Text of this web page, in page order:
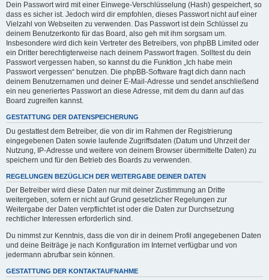
Dein Passwort wird mit einer Einwege-Verschlüsselung (Hash) gespeichert, so
dass es sicher ist. Jedoch wird dir empfohlen, dieses Passwort nicht auf einer
Vielzahl von Webseiten zu verwenden. Das Passwort ist dein Schlüssel zu
deinem Benutzerkonto für das Board, also geh mit ihm sorgsam um.
Insbesondere wird dich kein Vertreter des Betreibers, von phpBB Limited oder
ein Dritter berechtigterweise nach deinem Passwort fragen. Solltest du dein
Passwort vergessen haben, so kannst du die Funktion „Ich habe mein
Passwort vergessen“ benutzen. Die phpBB-Software fragt dich dann nach
deinem Benutzernamen und deiner E-Mail-Adresse und sendet anschließend
ein neu generiertes Passwort an diese Adresse, mit dem du dann auf das
Board zugreifen kannst.
GESTATTUNG DER DATENSPEICHERUNG
Du gestattest dem Betreiber, die von dir im Rahmen der Registrierung
eingegebenen Daten sowie laufende Zugriffsdaten (Datum und Uhrzeit der
Nutzung, IP-Adresse und weitere von deinem Browser übermittelte Daten) zu
speichern und für den Betrieb des Boards zu verwenden.
REGELUNGEN BEZÜGLICH DER WEITERGABE DEINER DATEN
Der Betreiber wird diese Daten nur mit deiner Zustimmung an Dritte
weitergeben, sofern er nicht auf Grund gesetzlicher Regelungen zur
Weitergabe der Daten verpflichtet ist oder die Daten zur Durchsetzung
rechtlicher Interessen erforderlich sind.
Du nimmst zur Kenntnis, dass die von dir in deinem Profil angegebenen Daten
und deine Beiträge je nach Konfiguration im Internet verfügbar und von
jedermann abrufbar sein können.
GESTATTUNG DER KONTAKTAUFNAHME